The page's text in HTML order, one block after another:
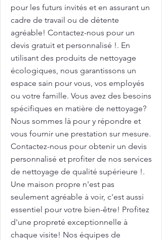
pour les futurs invités et en assurant un
cadre de travail ou de détente
agréable! Contactez-nous pour un
devis gratuit et personnalisé !. En
utilisant des produits de nettoyage
écologiques, nous garantissons un
espace sain pour vous, vos employés
ou votre famille. Vous avez des besoins
spécifiques en matière de nettoyage?
Nous sommes là pour y répondre et
vous fournir une prestation sur mesure.
Contactez-nous pour obtenir un devis
personnalisé et profiter de nos services
de nettoyage de qualité supérieure !.
Une maison propre n'est pas
seulement agréable à voir, c'est aussi
essentiel pour votre bien-être! Profitez
d'une propreté exceptionnelle à
chaque visite! Nos équipes de